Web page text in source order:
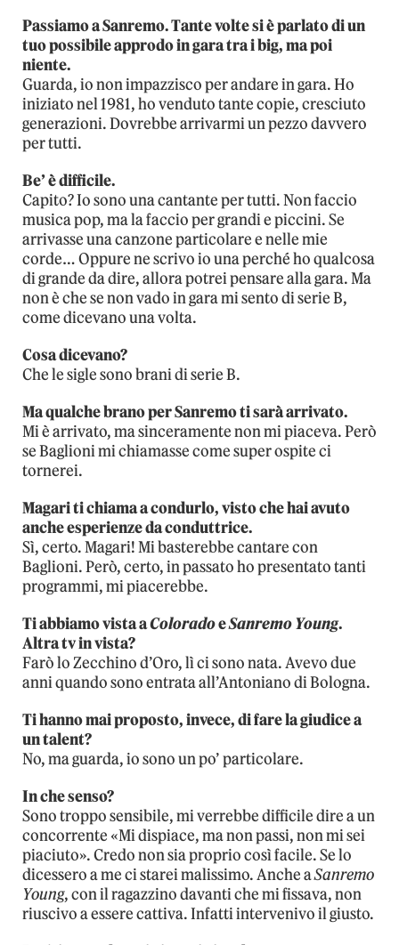
Passiamo a Sanremo. Tante volte si è parlato di un
tuo possibile approdo in gara tra i big, ma poi
niente.
Guarda, io non impazzisco per andare in gara. Ho
iniziato nel 1981, ho venduto tante copie, cresciuto
generazioni. Dovrebbe arrivarmi un pezzo davvero
per tutti.
Be’ è difficile.
Capito? Io sono una cantante per tutti. Non faccio
musica pop, ma la faccio per grandi e piccini. Se
arrivasse una canzone particolare e nelle mie
corde… Oppure ne scrivo io una perché ho qualcosa
di grande da dire, allora potrei pensare alla gara. Ma
non è che se non vado in gara mi sento di serie B,
come dicevano una volta.
Cosa dicevano?
Che le sigle sono brani di serie B.
Ma qualche brano per Sanremo ti sarà arrivato.
Mi è arrivato, ma sinceramente non mi piaceva. Però
se Baglioni mi chiamasse come super ospite ci
tornerei.
Magari ti chiama a condurlo, visto che hai avuto
anche esperienze da conduttrice.
Sì, certo. Magari! Mi basterebbe cantare con
Baglioni. Però, certo, in passato ho presentato tanti
programmi, mi piacerebbe.
Ti abbiamo vista aColoradoeSanremo Young.
Altra tv in vista?
Farò lo Zecchino d’Oro, lì ci sono nata. Avevo due
anni quando sono entrata all’Antoniano di Bologna.
Ti hanno mai proposto, invece, di fare la giudice a
un talent?
No, ma guarda, io sono un po’ particolare.
In che senso?
Sono troppo sensibile, mi verrebbe difficile dire a un
concorrente «Mi dispiace, ma non passi, non mi sei
piaciuto». Credo non sia proprio così facile. Se lo
dicessero a me ci starei malissimo. Anche aSanremo
Young, con il ragazzino davanti che mi fissava, non
riuscivo a essere cattiva. Infatti intervenivo il giusto.